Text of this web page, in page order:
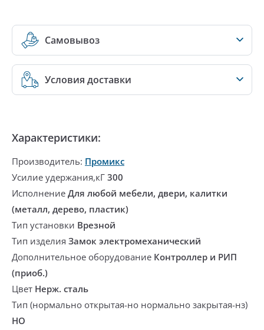
Самовывоз
Условия доставки
Характеристики:
Производитель: Промикс
Усилие удержания,кГ 300
Исполнение Для любой мебели, двери, калитки
(металл, дерево, пластик)
Тип установки Врезной
Тип изделия Замок электромеханический
Дополнительное оборудование Контроллер и РИП
(приоб.)
Цвет Нерж. сталь
Тип (нормально открытая-но нормально закрытая-нз)
НО